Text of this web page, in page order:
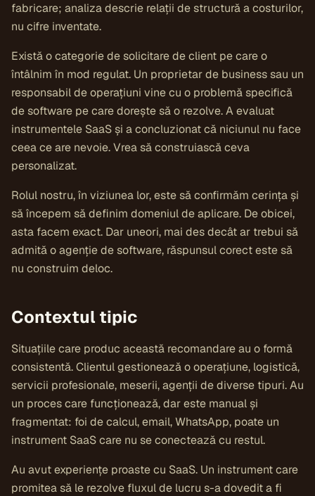
fabricare; analiza descrie relații de structură a costurilor,
nu cifre inventate.
Există o categorie de solicitare de client pe care o
întâlnim în mod regulat. Un proprietar de business sau un
responsabil de operațiuni vine cu o problemă specifică
de software pe care dorește să o rezolve. A evaluat
instrumentele SaaS și a concluzionat că niciunul nu face
ceea ce are nevoie. Vrea să construiască ceva
personalizat.
Rolul nostru, în viziunea lor, este să confirmăm cerința și
să începem să definim domeniul de aplicare. De obicei,
asta facem exact. Dar uneori, mai des decât ar trebui să
admită o agenție de software, răspunsul corect este să
nu construim deloc.
Contextul tipic
Situațiile care produc această recomandare au o formă
consistentă. Clientul gestionează o operațiune, logistică,
servicii profesionale, meserii, agenții de diverse tipuri. Au
un proces care funcționează, dar este manual și
fragmentat: foi de calcul, email, WhatsApp, poate un
instrument SaaS care nu se conectează cu restul.
Au avut experiențe proaste cu SaaS. Un instrument care
promitea să le rezolve fluxul de lucru s-a dovedit a fi